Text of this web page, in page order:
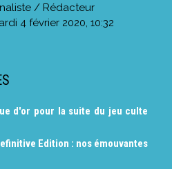
/ Rédacteur
4 février 2020, 10:32
d'or pour la suite du jeu culte
Edition : nos émouvantes